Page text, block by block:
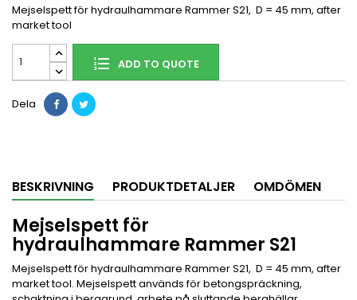
Mejselspett för hydraulhammare Rammer S21, D = 45 mm, after
market tool
ADD TO QUOTE
Dela
BESKRIVNING PRODUKTDETALJER OMDÖMEN
Mejselspett för
hydraulhammare Rammer S21
Mejselspett för hydraulhammare Rammer S21, D = 45 mm, after
market tool. Mejselspett används för betongspräckning,